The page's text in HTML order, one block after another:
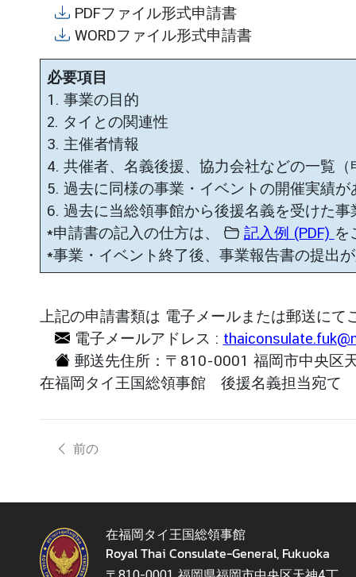
PDFファイル形式申請書
WORDファイル形式申請書
必要項目
1. 事業の目的
2. タイとの関連性
3. 主催者情報
4. 共催者、名義後援、協力会社などの一覧（
5. 過去に同様の事業・イベントの開催実績が
6. 過去に当総領事館から後援名義を受けた
*申請書の記入の仕方は、
記入例 (PDF) を
*事業・イベント終了後、事業報告書の提出
上記の申請書類は 電子メールまたは郵送にて
電子メールアドレス :
郵送先住所：〒810-0001 福岡市中央区
在福岡タイ王国総領事館 後援名義担当宛て
前の
在福岡タイ王国総領事館
Royal Thai Consulate-General, Fukuoka